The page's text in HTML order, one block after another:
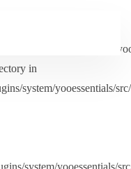
plugins/system/
in
system/yooessentials/
system/yooessentials/